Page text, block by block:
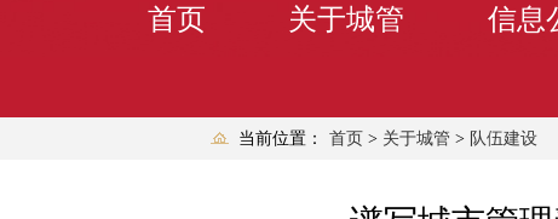
首页 关于城管 信息
当前位置： 首页 > 关于城管 > 队伍建设